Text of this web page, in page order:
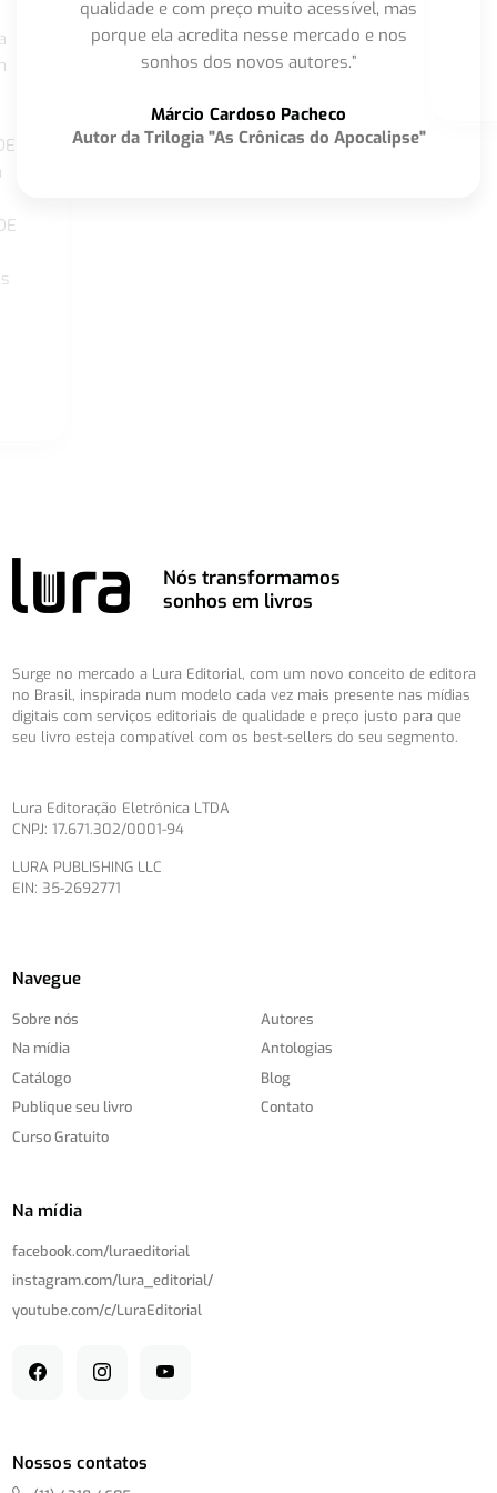
qualidade e com preço muito acessível, mas
porque ela acredita nesse mercado e nos
sonhos dos novos autores.”
Márcio Cardoso Pacheco
Autor da Trilogia "As Crônicas do Apocalipse"
Nós transformamos
sonhos em livros
Surge no mercado a Lura Editorial, com um novo conceito de editora
no Brasil, inspirada num modelo cada vez mais presente nas mídias
digitais com serviços editoriais de qualidade e preço justo para que
seu livro esteja compatível com os best-sellers do seu segmento.
Lura Editoração Eletrônica LTDA
CNPJ: 17.671.302/0001-94
LURA PUBLISHING LLC
EIN: 35-2692771
Navegue
Sobre nós
Na mídia
Catálogo
Publique seu livro
Curso Gratuito
Autores
Antologias
Blog
Contato
Na mídia
facebook.com/luraeditorial
instagram.com/lura_editorial/
youtube.com/c/LuraEditorial
Nossos contatos